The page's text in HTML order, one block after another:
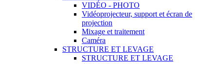
VIDÉO - PHOTO
Vidéoprojecteur, support et écran de
projection
Mixage et traitement
Caméra
STRUCTURE ET LEVAGE
STRUCTURE ET LEVAGE